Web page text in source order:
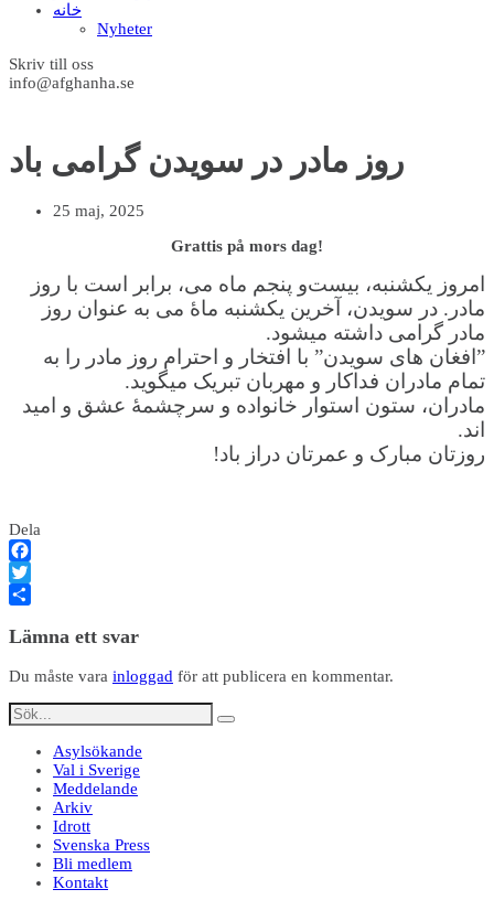
خانه
Nyheter
Skriv till oss
info@afghanha.se
روز مادر در سویدن گرامی باد
25 maj, 2025
Grattis på mors dag!
امروز یکشنبه، بیست‌و پنجم ماه می، برابر است با روز
مادر. در سویدن، آخرین یکشنبه ماۀ می به عنوان روز
مادر گرامی‌ داشته میشود.
”افغان های سویدن” با افتخار و احترام روز مادر را به
تمام مادران فداکار و مهربان تبریک میگوید.
مادران، ستون استوار خانواده و سرچشمهٔ عشق و امید
اند.
روزتان مبارک و عمرتان دراز باد!
Dela
Facebook
Twitter
Lämna ett svar
Du måste vara inloggad för att publicera en kommentar.
Asylsökande
Val i Sverige
Meddelande
Arkiv
Idrott
Svenska Press
Bli medlem
Kontakt